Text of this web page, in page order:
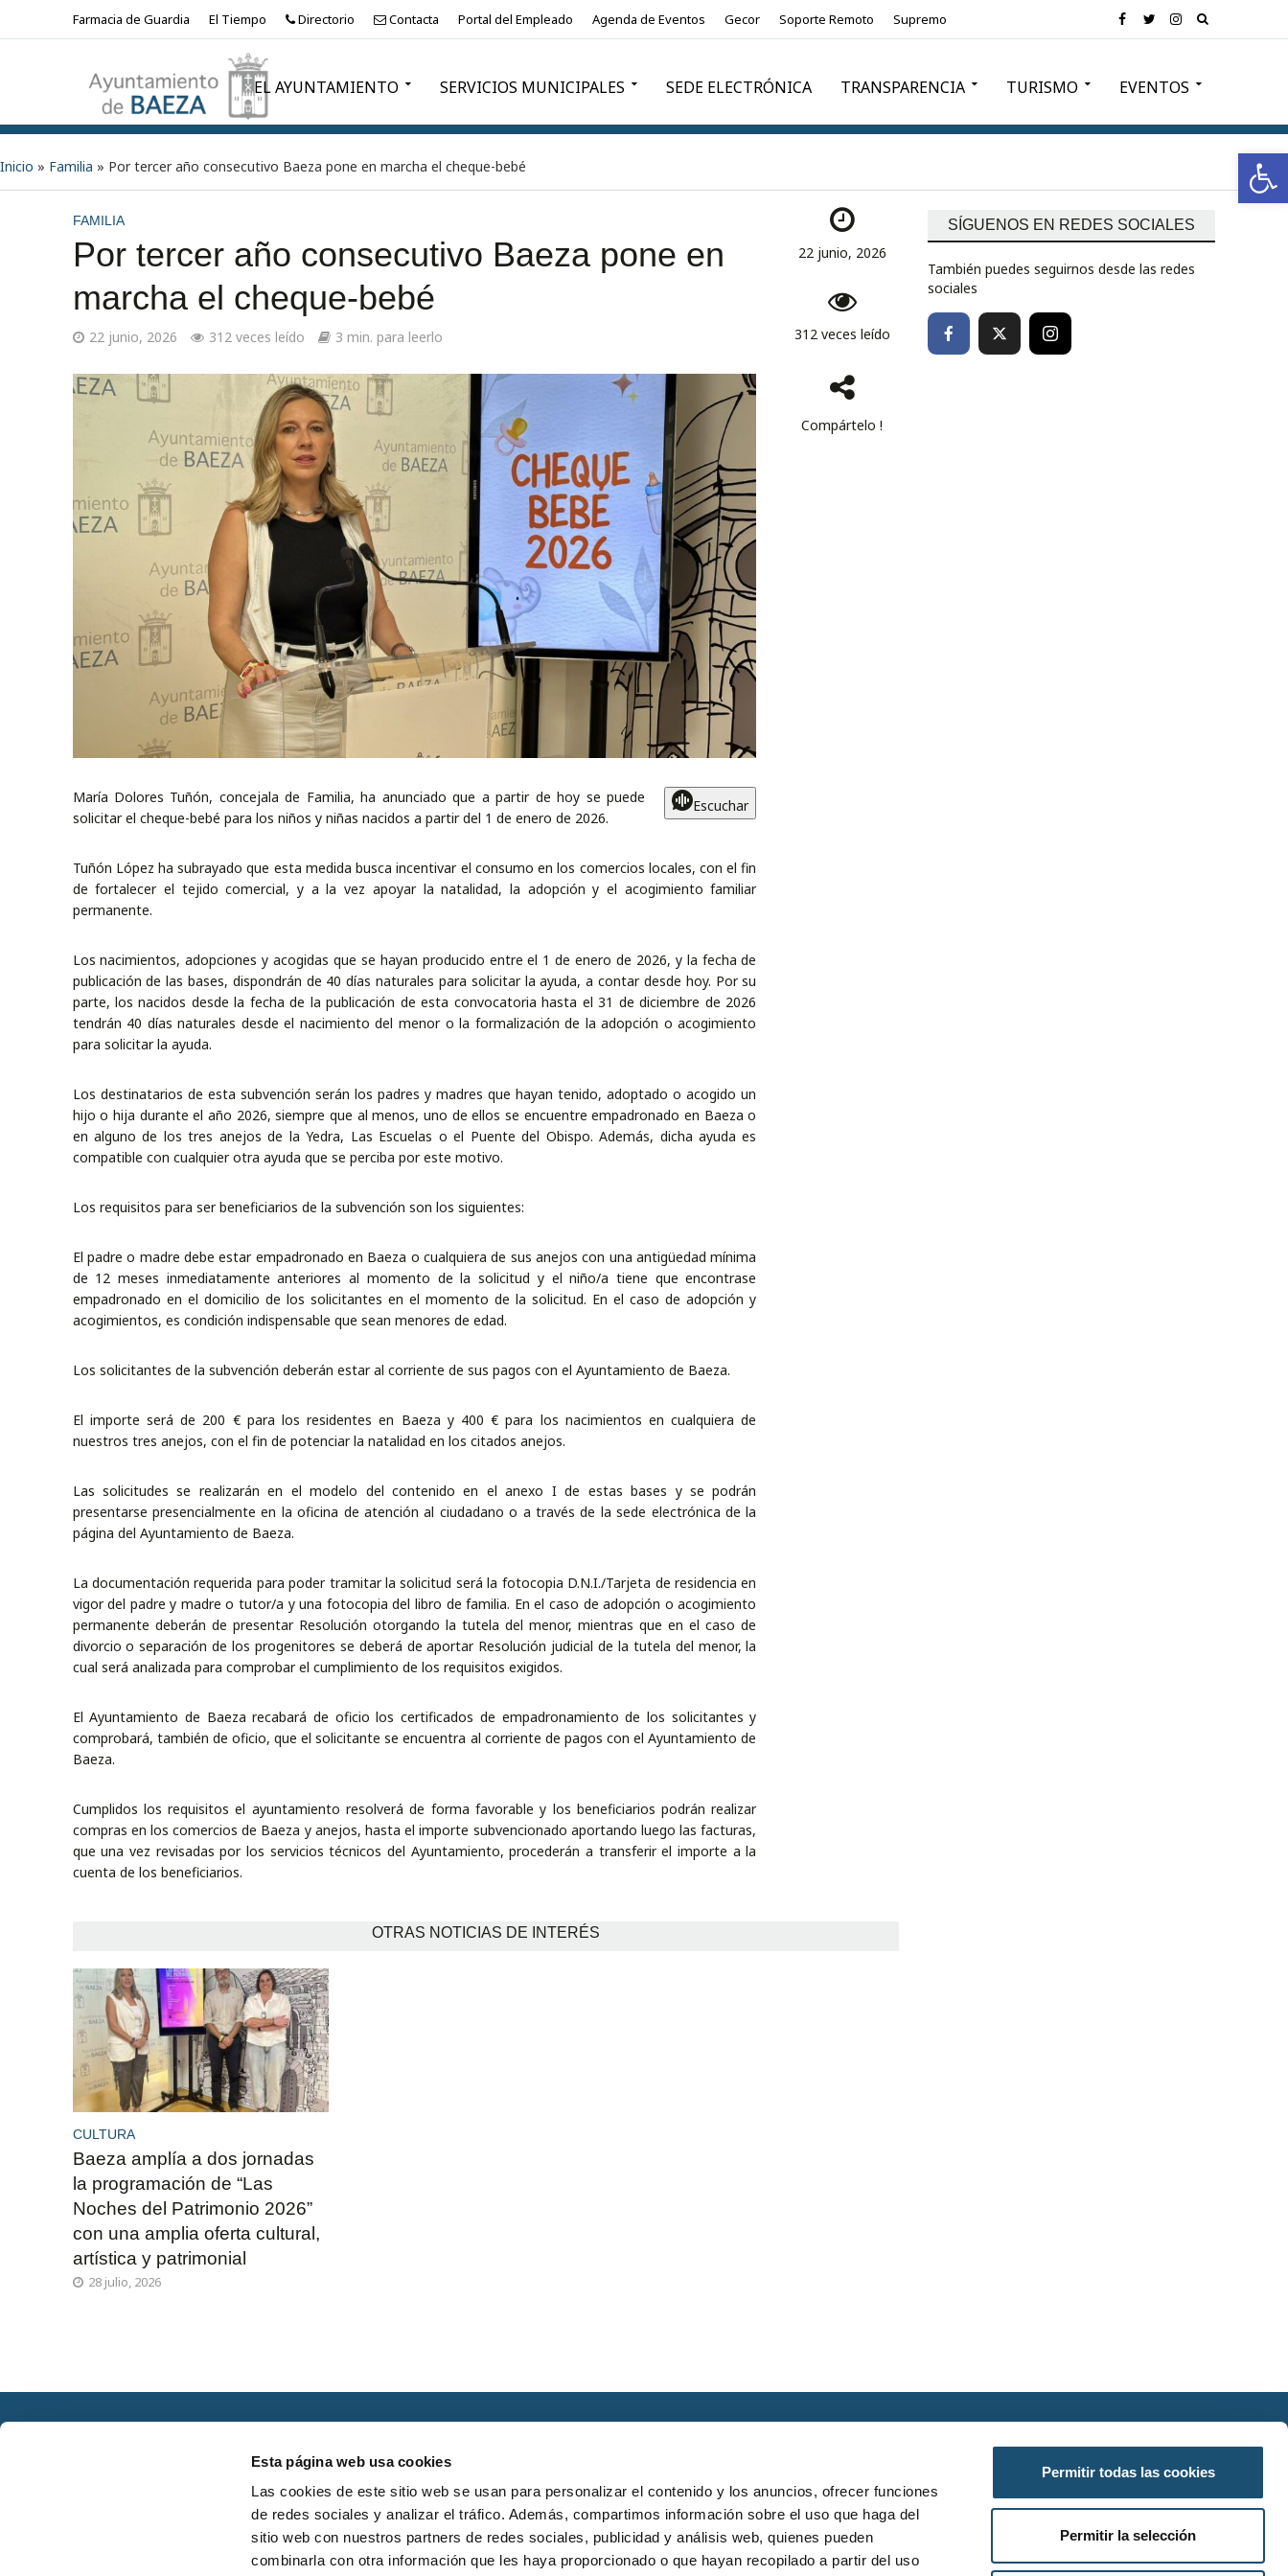
Esta página web usa cookies
Las cookies de este sitio web se usan para personalizar el contenido y los anuncios, ofrecer funciones
de redes sociales y analizar el tráfico. Además, compartimos información sobre el uso que haga del
sitio web con nuestros partners de redes sociales, publicidad y análisis web, quienes pueden
combinarla con otra información que les haya proporcionado o que hayan recopilado a partir del uso
Permitir todas las cookies
Permitir la selección
Farmacia de Guardia El Tiempo Directorio Contacta Portal del Empleado Agenda de Eventos Gecor Soporte Remoto Supremo
EL AYUNTAMIENTO SERVICIOS MUNICIPALES SEDE ELECTRÓNICA TRANSPARENCIA TURISMO EVENTOS
Inicio » Familia » Por tercer año consecutivo Baeza pone en marcha el cheque-bebé
22 junio, 2026
312 veces leído
Compártelo !
FAMILIA
Por tercer año consecutivo Baeza pone en
marcha el cheque-bebé
22 junio, 2026 312 veces leído 3 min. para leerlo
Escuchar
María Dolores Tuñón, concejala de Familia, ha anunciado que a partir de hoy se puede
solicitar el cheque-bebé para los niños y niñas nacidos a partir del 1 de enero de 2026.
Tuñón López ha subrayado que esta medida busca incentivar el consumo en los comercios locales, con el fin
de fortalecer el tejido comercial, y a la vez apoyar la natalidad, la adopción y el acogimiento familiar
permanente.
Los nacimientos, adopciones y acogidas que se hayan producido entre el 1 de enero de 2026, y la fecha de
publicación de las bases, dispondrán de 40 días naturales para solicitar la ayuda, a contar desde hoy. Por su
parte, los nacidos desde la fecha de la publicación de esta convocatoria hasta el 31 de diciembre de 2026
tendrán 40 días naturales desde el nacimiento del menor o la formalización de la adopción o acogimiento
para solicitar la ayuda.
Los destinatarios de esta subvención serán los padres y madres que hayan tenido, adoptado o acogido un
hijo o hija durante el año 2026, siempre que al menos, uno de ellos se encuentre empadronado en Baeza o
en alguno de los tres anejos de la Yedra, Las Escuelas o el Puente del Obispo. Además, dicha ayuda es
compatible con cualquier otra ayuda que se perciba por este motivo.
Los requisitos para ser beneficiarios de la subvención son los siguientes:
El padre o madre debe estar empadronado en Baeza o cualquiera de sus anejos con una antigüedad mínima
de 12 meses inmediatamente anteriores al momento de la solicitud y el niño/a tiene que encontrase
empadronado en el domicilio de los solicitantes en el momento de la solicitud. En el caso de adopción y
acogimientos, es condición indispensable que sean menores de edad.
Los solicitantes de la subvención deberán estar al corriente de sus pagos con el Ayuntamiento de Baeza.
El importe será de 200 € para los residentes en Baeza y 400 € para los nacimientos en cualquiera de
nuestros tres anejos, con el fin de potenciar la natalidad en los citados anejos.
Las solicitudes se realizarán en el modelo del contenido en el anexo I de estas bases y se podrán
presentarse presencialmente en la oficina de atención al ciudadano o a través de la sede electrónica de la
página del Ayuntamiento de Baeza.
La documentación requerida para poder tramitar la solicitud será la fotocopia D.N.I./Tarjeta de residencia en
vigor del padre y madre o tutor/a y una fotocopia del libro de familia. En el caso de adopción o acogimiento
permanente deberán de presentar Resolución otorgando la tutela del menor, mientras que en el caso de
divorcio o separación de los progenitores se deberá de aportar Resolución judicial de la tutela del menor, la
cual será analizada para comprobar el cumplimiento de los requisitos exigidos.
El Ayuntamiento de Baeza recabará de oficio los certificados de empadronamiento de los solicitantes y
comprobará, también de oficio, que el solicitante se encuentra al corriente de pagos con el Ayuntamiento de
Baeza.
Cumplidos los requisitos el ayuntamiento resolverá de forma favorable y los beneficiarios podrán realizar
compras en los comercios de Baeza y anejos, hasta el importe subvencionado aportando luego las facturas,
que una vez revisadas por los servicios técnicos del Ayuntamiento, procederán a transferir el importe a la
cuenta de los beneficiarios.
OTRAS NOTICIAS DE INTERÉS
CULTURA
Baeza amplía a dos jornadas
la programación de “Las
Noches del Patrimonio 2026”
con una amplia oferta cultural,
artística y patrimonial
28 julio, 2026
SÍGUENOS EN REDES SOCIALES
También puedes seguirnos desde las redes
sociales
Pasaje del Cardenal Benavides s/n
Estrategia DUSI UB/BZ 2020 cofinanciadas
Abrir barra de herramientas